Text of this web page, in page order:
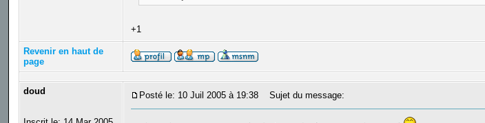
+1
Revenir en haut de
page
doud Posté le: 10 Juil 2005 à 19:38 Sujet du message: